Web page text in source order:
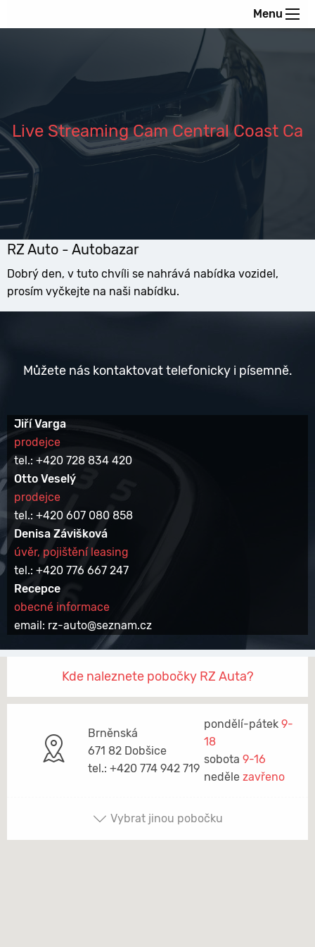
Menu
Live Streaming Cam Central Coast Ca
RZ Auto - Autobazar
Dobrý den, v tuto chvíli se nahrává nabídka vozidel,
prosím vyčkejte na naši nabídku.
Můžete nás kontaktovat telefonicky i písemně.
Jiří Varga
prodejce
tel.: +420 728 834 420
Otto Veselý
prodejce
tel.: +420 607 080 858
Denisa Závišková
úvěr, pojištění leasing
tel.: +420 776 667 247
Recepce
obecné informace
email: rz-auto@seznam.cz
Kde naleznete pobočky RZ Auta?
Brněnská
671 82 Dobšice
tel.: +420 774 942 719
pondělí-pátek 9-
18
sobota 9-16
neděle zavřeno
Vybrat jinou pobočku